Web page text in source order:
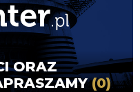
ORAZ
(0)